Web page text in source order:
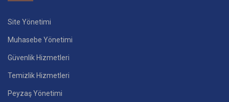
Site Yönetimi
Muhasebe Yönetimi
Güvenlik Hizmetleri
Temizlik Hizmetleri
Peyzaş Yönetimi